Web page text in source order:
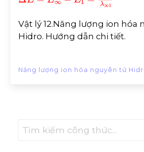
Vật lý 12.Năng lượng ion hóa
Hidro. Hướng dẫn chi tiết.
Năng lượng ion hóa nguyên tử